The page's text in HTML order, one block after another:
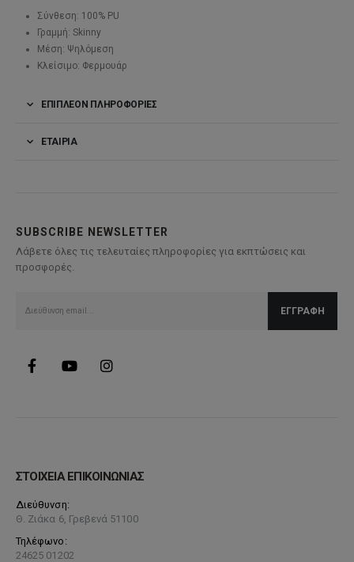
Σύνθεση: 100% PU
Γραμμή: Skinny
Μέση: Ψηλόμεση
Κλείσιμο: Φερμουάρ
ΕΠΙΠΛΈΟΝ ΠΛΗΡΟΦΟΡΊΕΣ
ΕΤΑΙΡΊΑ
SUBSCRIBE NEWSLETTER
Λάβετε όλες τις τελευταίες πληροφορίες για εκπτώσεις και
προσφορές.
ΣΤΟΙΧΕΙΑ ΕΠΙΚΟΙΝΩΝΙΑΣ
Διεύθυνση:
Θ. Ζιάκα 6, Γρεβενά 51100
Τηλέφωνο:
24625 01202